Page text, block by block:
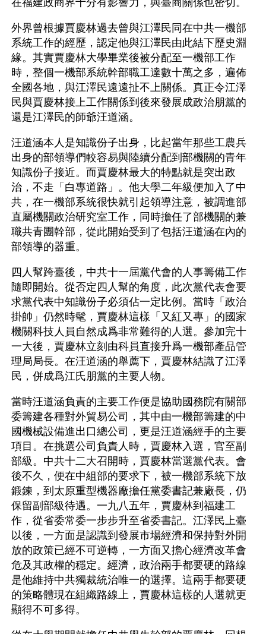
在福建政商界十分有影響力，與臺商關係也密切。
外界曾根據賈慶林過去曾與江澤民同在中共一機部
系統工作的經歷，認定他與江澤民由此結下歷史淵
緣。其實賈慶林大學畢業後被分配至一機部工作
時，整個一機部系統幹部職工達數十萬之多，遍佈
全國各地，與江澤民遠遠扯不上關係。真正令江澤
民與賈慶林接上工作關係到後來發展成政治朋黨的
還是江澤民的師爺汪道涵。
汪道涵本人是知識份子出身，比起當年那些工農兵
出身的部領導們較容易與陸續分配到部機關的青年
知識份子接近。而賈慶林最大的特點就是突出政
治，不走「白專道路」。他大學二年級便加入了中
共，在一機部系統很快就引起領導注意，被調進部
直屬機關政治研究室工作，同時擔任了部機關的兼
職共青團幹部，從此開始受到了包括汪道涵在內的
部領導的器重。
四人幫跨臺後，中共十一屆黨代會的人事籌備工作
隨即開始。從否定四人幫的角度，此次黨代表會要
求黨代表中知識份子必須佔一定比例。當時「政治
掛帥」仍然時髦，賈慶林這樣「又紅又專」的國家
機關科技人員自然成爲非常難得的人選。參加完十
一大後，賈慶林立刻由科員直接升爲一機部產品管
理局局長。在汪道涵的舉薦下，賈慶林結識了江澤
民，併成爲江氏朋黨的主要人物。
當時汪道涵負責的主要工作便是協助國務院有關部
委籌建各種對外貿易公司，其中由一機部籌建的中
國機械設備進出口總公司，更是汪道涵經手的主要
項目。在挑選公司負責人時，賈慶林入選，官至副
部級。中共十二大召開時，賈慶林當選黨代表。會
後不久，便在中組部的要求下，被一機部系統下放
鍛鍊，到太原重型機器廠擔任黨委書記兼廠長，仍
保留副部級待遇。一九八五年，賈慶林到福建工
作，從省委常委一步步升至省委書記。江澤民上臺
以後，一方面是認識到發展市場經濟和保持對外開
放的政策已經不可逆轉，一方面又擔心經濟改革會
危及其政權的穩定。經濟，政治兩手都要硬的路線
是他維持中共獨裁統治唯一的選擇。這兩手都要硬
的策略體現在組織路線上，賈慶林這樣的人選就更
顯得不可多得。